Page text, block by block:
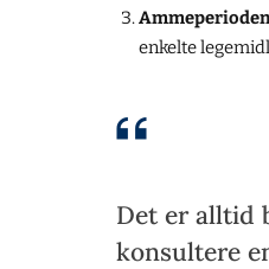
enkelte
Det er alltid
konsultere